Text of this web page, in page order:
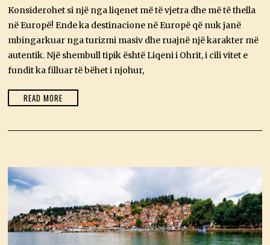
A
J
2
0
2
6
Konsiderohet si një nga liqenet më të vjetra dhe më të thella
në Europë! Ende ka destinacione në Europë që nuk janë
mbingarkuar nga turizmi masiv dhe ruajnë një karakter më
autentik. Një shembull tipik është Liqeni i Ohrit, i cili vitet e
fundit ka filluar të bëhet i njohur,
READ MORE